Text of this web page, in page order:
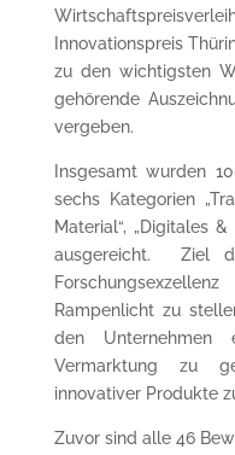
Innovationspreis
zu den wichtigsten
gehörende
vergeben.
Insgesamt wurden 10
sechs Kategorien
Material“, „Digitales
ausgereicht.
Ziel
Rampenlicht zu
den
Vermarktung zu
innovativer Produkte
Zuvor sind alle 46